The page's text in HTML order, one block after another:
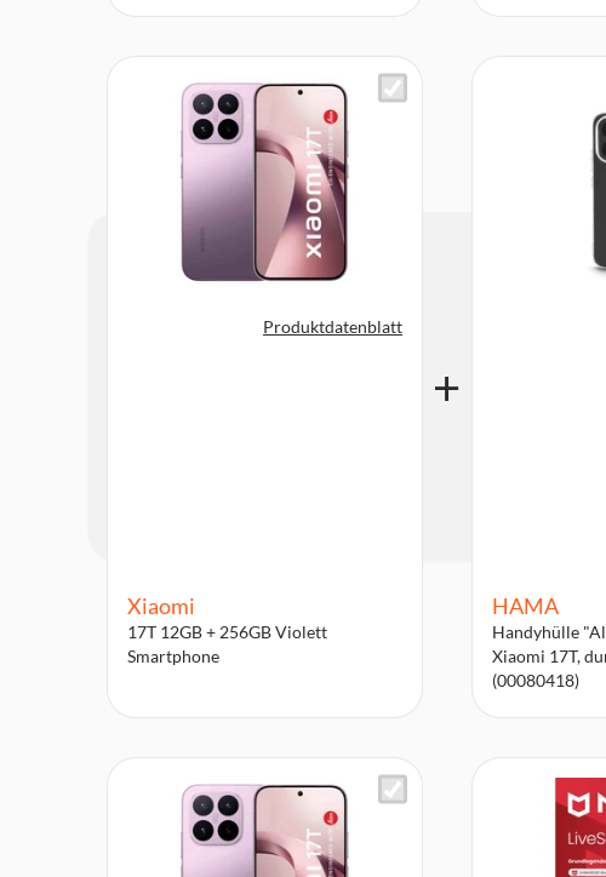
Produktdatenblatt
Xiaomi
17T 12GB + 256GB Violett
Smartphone
HAMA
Handyhülle
Xiaomi 17T,
(00080418)